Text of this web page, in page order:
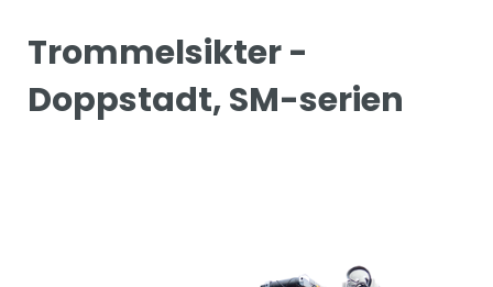
Trommelsikter -
Doppstadt, SM-serien